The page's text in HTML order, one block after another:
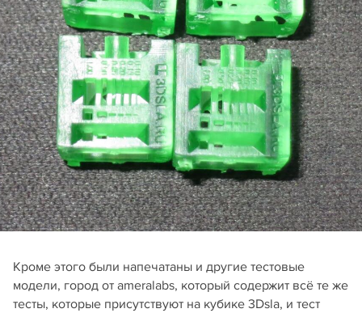
Кроме этого были напечатаны и другие тестовые
модели, город от ameralabs, который содержит всё те же
тесты, которые присутствуют на кубике 3Dsla, и тест